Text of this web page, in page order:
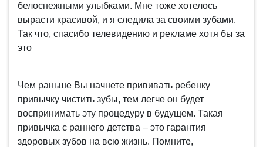
белоснежными улыбками. Мне тоже хотелось
вырасти красивой, и я следила за своими зубами.
Так что, спасибо телевидению и рекламе хотя бы за
это
Чем раньше Вы начнете прививать ребенку
привычку чистить зубы, тем легче он будет
воспринимать эту процедуру в будущем. Такая
привычка с раннего детства – это гарантия
здоровых зубов на всю жизнь. Помните,